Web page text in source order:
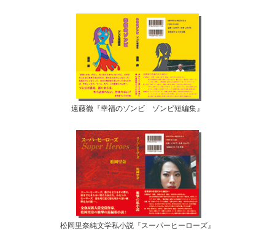
遠藤徹『幸福のゾンビ ゾンビ短編集』
松岡里奈純文学私小説『スーパーヒーローズ』